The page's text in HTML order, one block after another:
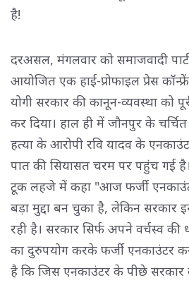
है!
दरअसल, मंगलवार को समाजवादी
आयोजित एक हाई-प्रोफाइल प्रेस
योगी सरकार की कानून-व्यवस्था को
कर दिया। हाल ही में जौनपुर के
हत्या के आरोपी रवि यादव के
पात की सियासत चरम पर पहुंच गई
टूक लहजे में कहा "आज फर्जी
बड़ा मुद्दा बन चुका है, लेकिन सरकार
रही है। सरकार सिर्फ अपने वर्चस्व
का दुरुपयोग करके फर्जी एनकाउंटर
है कि जिस एनकाउंटर के पीछे सरकार